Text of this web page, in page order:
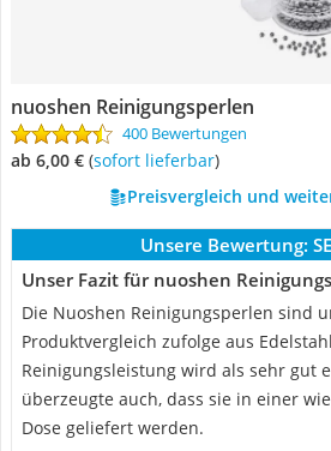
nuoshen Reinigungsperlen
400 Bewertungen
ab 6,00 € ( Sofort lieferbar)
Preisvergleich und
Unsere Bewertung:
Unser Fazit für nuoshen
Die Nuoshen Reinigungsperlen sind
Produktvergleich zufolge aus
Reinigungsleistung wird als sehr gut
überzeugte auch, dass sie in einer
Dose geliefert werden.